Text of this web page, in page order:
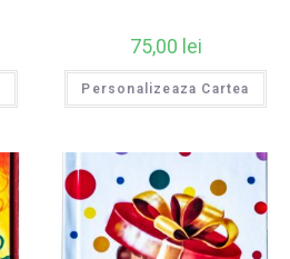
75,00 lei
Personalizeaza Cartea